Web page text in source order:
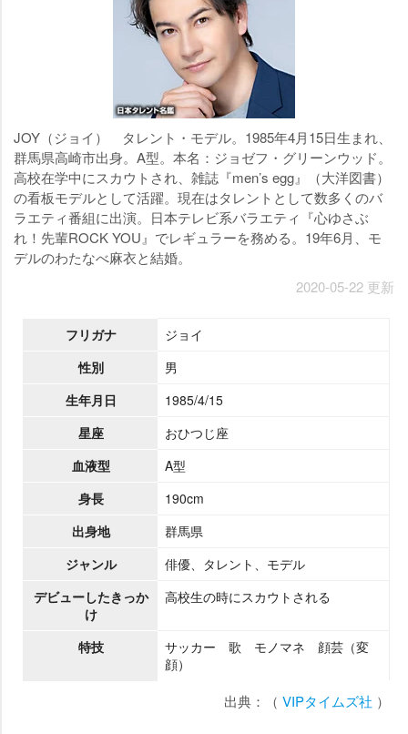
JOY（ジョイ） タレント・モデル。1985年4月15日生まれ、
群馬県高崎市出身。A型。本名：ジョゼフ・グリーンウッド。
高校在学中にスカウトされ、雑誌『men’s egg』（大洋図書）
の看板モデルとして活躍。現在はタレントとして数多くのバ
ラエティ番組に出演。日本テレビ系バラエティ『心ゆさぶ
れ！先輩ROCK YOU』でレギュラーを務める。19年6月、モ
デルのわたなべ麻衣と結婚。
2020-05-22 更新
フリガナ
ジョイ
性別
男
生年月日
1985/4/15
星座
おひつじ座
血液型
A型
身長
190cm
出身地
群馬県
ジャンル
俳優、タレント、モデル
デビューしたきっか
け
高校生の時にスカウトされる
特技
サッカー 歌 モノマネ 顔芸（変
顔）
出典：（ VIPタイムズ社 ）